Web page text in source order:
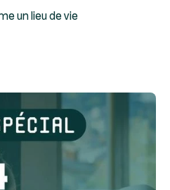
un lieu de vie